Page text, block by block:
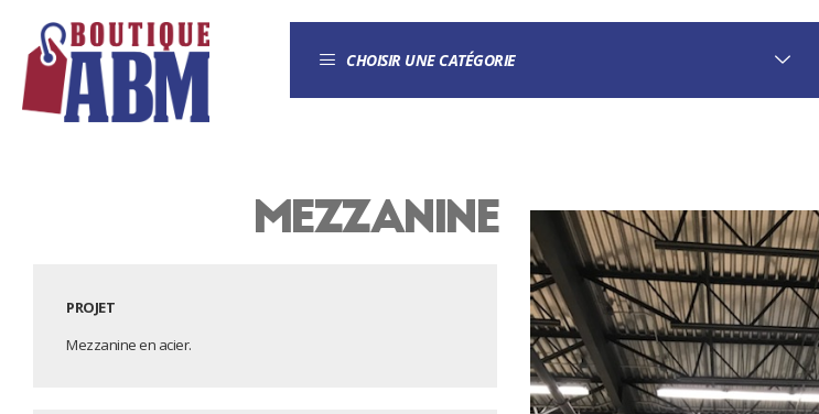
CHOISIR UNE CATÉGORIE
Mezzanine
PROJET
Mezzanine en acier.